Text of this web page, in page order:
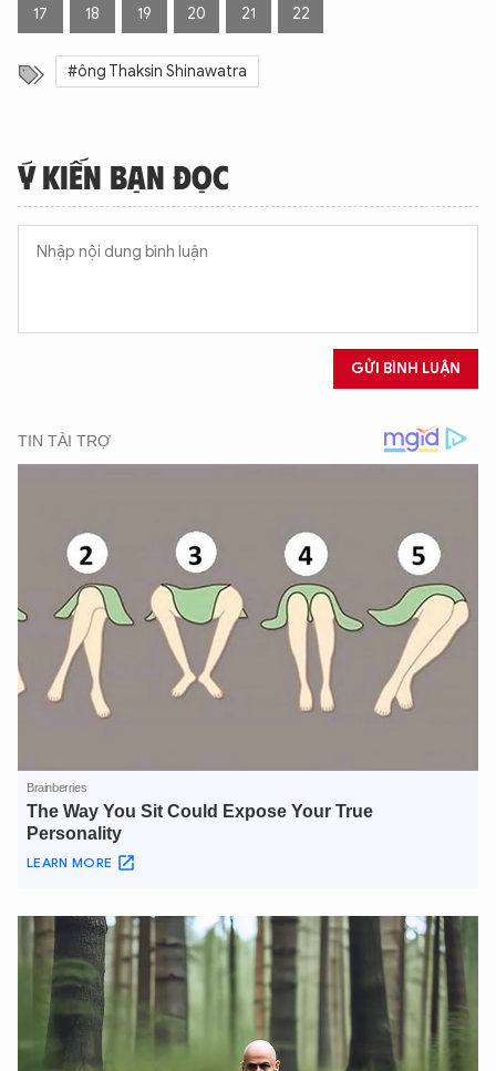
17 18 19 20 21 22
#ông Thaksin Shinawatra
Ý KIẾN BẠN ĐỌC
GỬI BÌNH LUẬN